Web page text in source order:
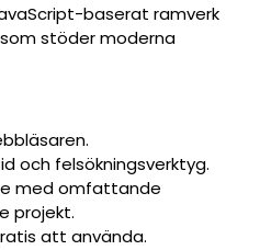
baserat ramverk
stöder moderna
och felsökningsverktyg.
med omfattande
projekt.
att använda.